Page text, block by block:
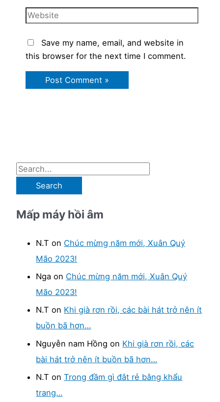
Website
Save my name, email, and website in
this browser for the next time I comment.
S
r
Mấp máy hồi âm
N.T on Chúc mừng năm mới, Xuân Quý
Mão 2023!
Nga on Chúc mừng năm mới, Xuân Quý
Mão 2023!
N.T on Khi già rơn rồi, các bài hát trở nên ít
buồn bã hơn…
Nguyễn nam Hồng on Khi già rơn rồi, các
bài hát trở nên ít buồn bã hơn…
N.T onTrong đầm gì đắt rẻ bằng khẩu
trang…